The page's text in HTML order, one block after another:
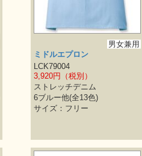
男女兼用
ミドルエプロン
LCK79004
3,920円（税別）
ストレッチデニム
6ブルー他(全13色)
サイズ：フリー